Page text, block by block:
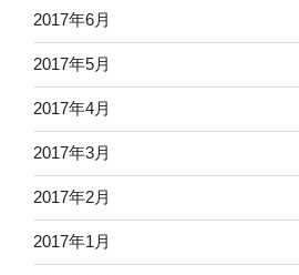
2017年6月
2017年5月
2017年4月
2017年3月
2017年2月
2017年1月